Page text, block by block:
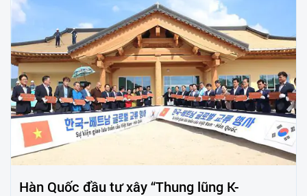
Hàn Quốc đầu tư xây “Thung lũng K-